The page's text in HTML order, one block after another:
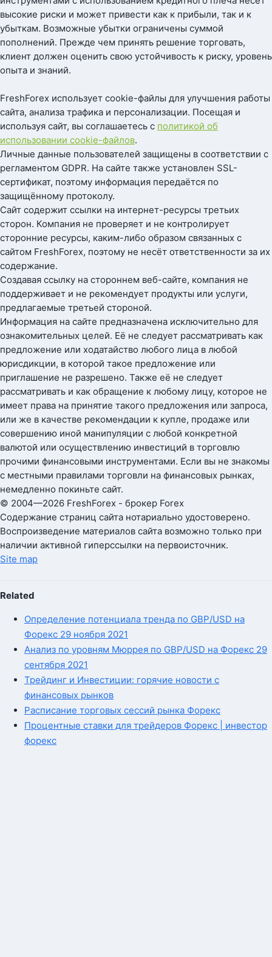
высокие риски и может привести как к прибыли, так и к
убыткам. Возможные убытки ограничены суммой
пополнений. Прежде чем принять решение торговать,
клиент должен оценить свою устойчивость к риску, уровень
опыта и знаний.
FreshForex использует cookie-файлы для улучшения работы
сайта, анализа трафика и персонализации. Посещая и
используя сайт, вы соглашаетесь с политикой об
использовании cookie-файлов.
Личные данные пользователей защищены в соответствии с
регламентом GDPR. На сайте также установлен SSL-
сертификат, поэтому информация передаётся по
защищённому протоколу.
Сайт содержит ссылки на интернет-ресурсы третьих
сторон. Компания не проверяет и не контролирует
сторонние ресурсы, каким-либо образом связанных с
сайтом FreshForex, поэтому не несёт ответственности за их
содержание.
Создавая ссылку на стороннем веб-сайте, компания не
поддерживает и не рекомендует продукты или услуги,
предлагаемые третьей стороной.
Информация на сайте предназначена исключительно для
ознакомительных целей. Её не следует рассматривать как
предложение или ходатайство любого лица в любой
юрисдикции, в которой такое предложение или
приглашение не разрешено. Также её не следует
рассматривать и как обращение к любому лицу, которое не
имеет права на принятие такого предложения или запроса,
или же в качестве рекомендации к купле, продаже или
совершению иной манипуляции с любой конкретной
валютой или осуществлению инвестиций в торговлю
прочими финансовыми инструментами. Если вы не знакомы
с местными правилами торговли на финансовых рынках,
немедленно покиньте сайт.
© 2004—2026 FreshForex - брокер Forex
Содержание страниц сайта нотариально удостоверено.
Воспроизведение материалов сайта возможно только при
наличии активной гиперссылки на первоисточник.
Site map
Related
Определение потенциала тренда по GBP/USD на
Форекс 29 ноября 2021
Анализ по уровням Мюррея по GBP/USD на Форекс 29
сентября 2021
Трейдинг и Инвестиции: горячие новости с
финансовых рынков
Расписание торговых сессий рынка Форекс
Процентные ставки для трейдеров Форекс | инвестор
форекс